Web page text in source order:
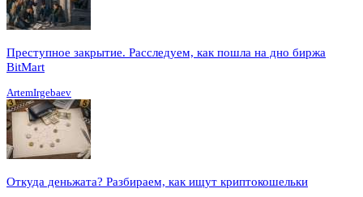
Преступное закрытие. Расследуем, как пошла на дно биржа
BitMart
ArtemIrgebaev
Откуда деньжата? Разбираем, как ищут криптокошельки